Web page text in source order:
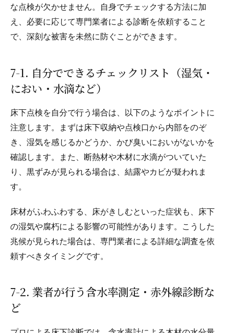
な点検が欠かせません。自身でチェックする方法に加
え、必要に応じて専門業者による診断を依頼すること
で、深刻な被害を未然に防ぐことができます。
7-1. 自分でできるチェックリスト（湿気・
におい・水滴など）
床下点検を自分で行う場合は、以下のようなポイントに
注意します。まずは床下収納や点検口から内部をのぞ
き、湿気を感じるかどうか、かび臭いにおいがないかを
確認します。また、断熱材や木材に水滴がついていた
り、黒ずみが見られる場合は、結露やカビが疑われま
す。
床材がふわふわする、床がきしむといった症状も、床下
の湿気や腐朽による影響の可能性があります。こうした
兆候が見られた場合は、専門業者による詳細な調査を依
頼すべきタイミングです。
7-2. 業者が行う含水率測定・赤外線診断な
ど